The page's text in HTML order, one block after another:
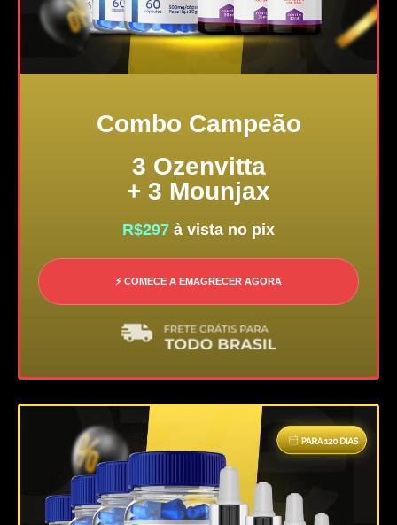
Combo Campeão
3 Ozenvitta
+ 3 Mounjax
R$297 à vista no pix
⚡ COMECE A EMAGRECER AGORA